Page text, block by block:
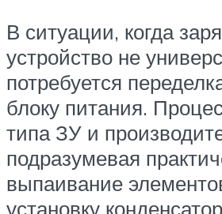
В ситуации, когда
устройство не
потребуется
блоку питания.
типа ЗУ и
подразумевая
выпаивание
установку